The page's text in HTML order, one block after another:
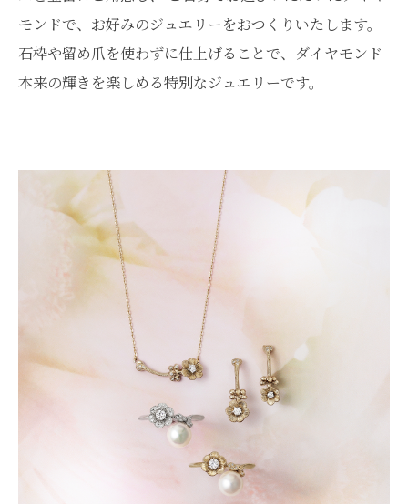
モンドで、お好みのジュエリーをおつくりいたします。
石枠や留め爪を使わずに仕上げることで、ダイヤモンド
本来の輝きを楽しめる特別なジュエリーです。